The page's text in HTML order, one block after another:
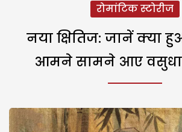
रोमांटिक स्टोरीज
नया क्षितिज: जानें क्या
आमने सामने आए